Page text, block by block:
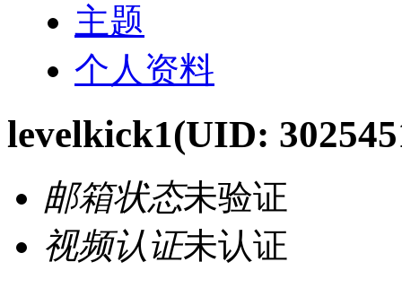
主题
个人资料
levelkick1(UID:
邮箱状态未验证
视频认证未认证